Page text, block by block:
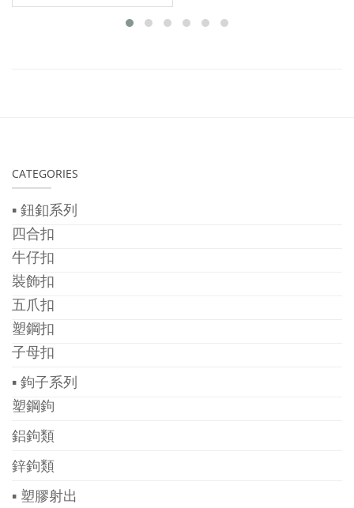
CATEGORIES
▪ 鈕釦系列
四合扣
牛仔扣
裝飾扣
五爪扣
塑鋼扣
子母扣
▪ 鉤子系列
塑鋼鉤
鋁鉤類
鋅鉤類
▪ 塑膠射出